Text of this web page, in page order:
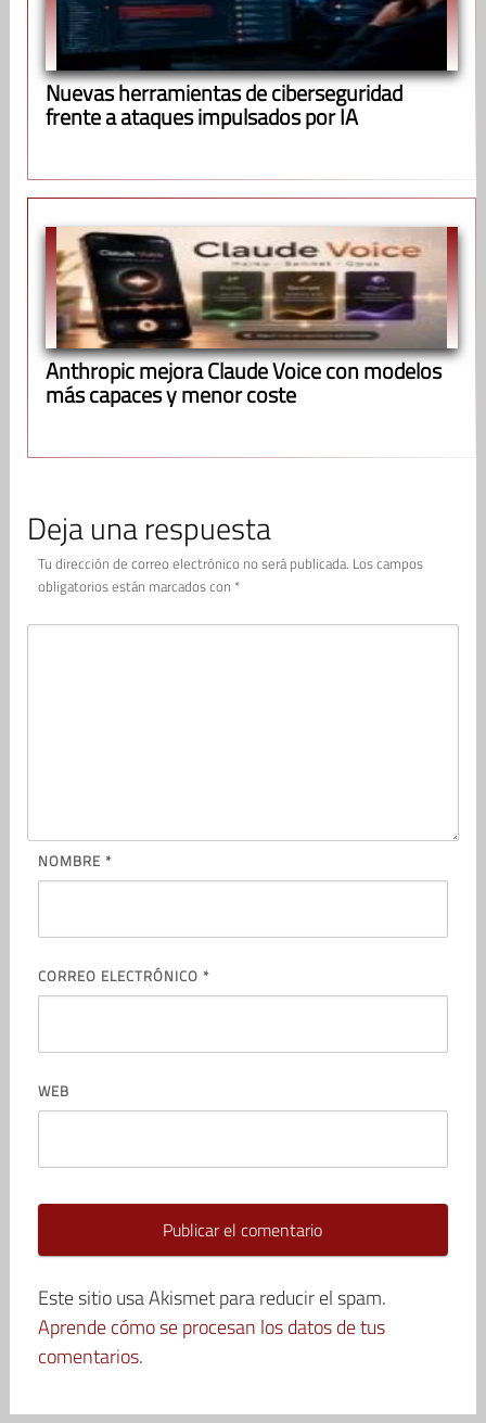
Nuevas herramientas de ciberseguridad
frente a ataques impulsados por IA
Anthropic mejora Claude Voice con modelos
más capaces y menor coste
Deja una respuesta
Tu dirección de correo electrónico no será publicada. Los campos
obligatorios están marcados con *
NOMBRE *
CORREO ELECTRÓNICO *
WEB
Este sitio usa Akismet para reducir el spam.
Aprende cómo se procesan los datos de tus
comentarios.